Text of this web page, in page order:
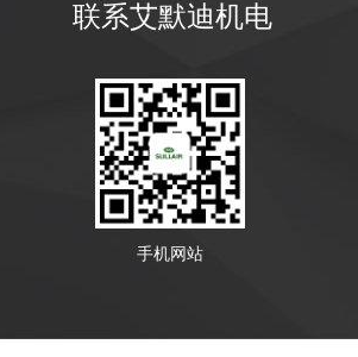
联系艾默迪机电
手机网站